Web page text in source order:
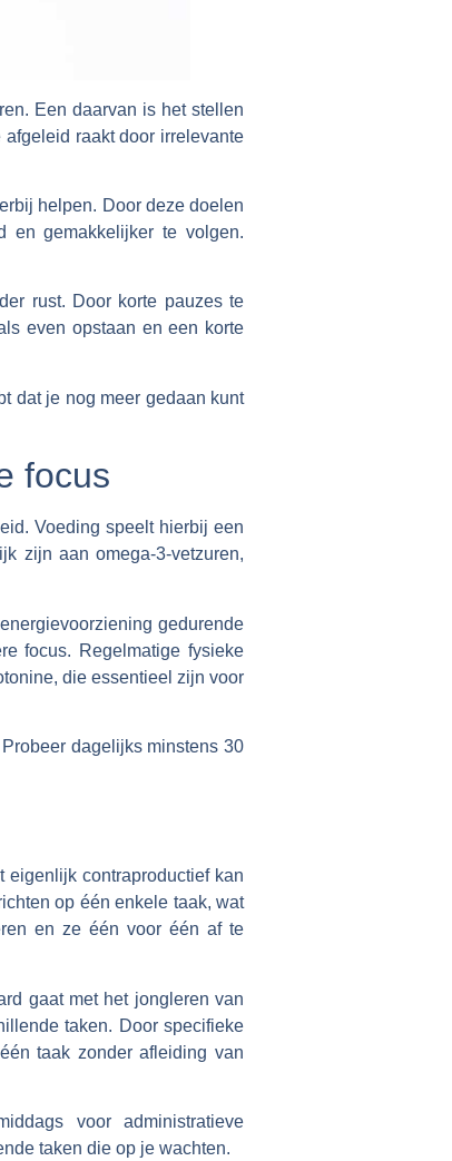
Een daarvan is het stellen
raakt door irrelevante
helpen. Door deze doelen
en gemakkelijker te volgen.
rust. Door korte pauzes te
even opstaan en een korte
dat je nog meer gedaan kunt
focus
Voeding speelt hierbij een
zijn aan omega-3-vetzuren,
gedurende
focus. Regelmatige fysieke
die essentieel zijn voor
dagelijks minstens 30
eigenlijk contraproductief kan
op één enkele taak, wat
en ze één voor één af te
gaat met het jongleren van
taken. Door specifieke
taak zonder afleiding van
voor administratieve
taken die op je wachten.